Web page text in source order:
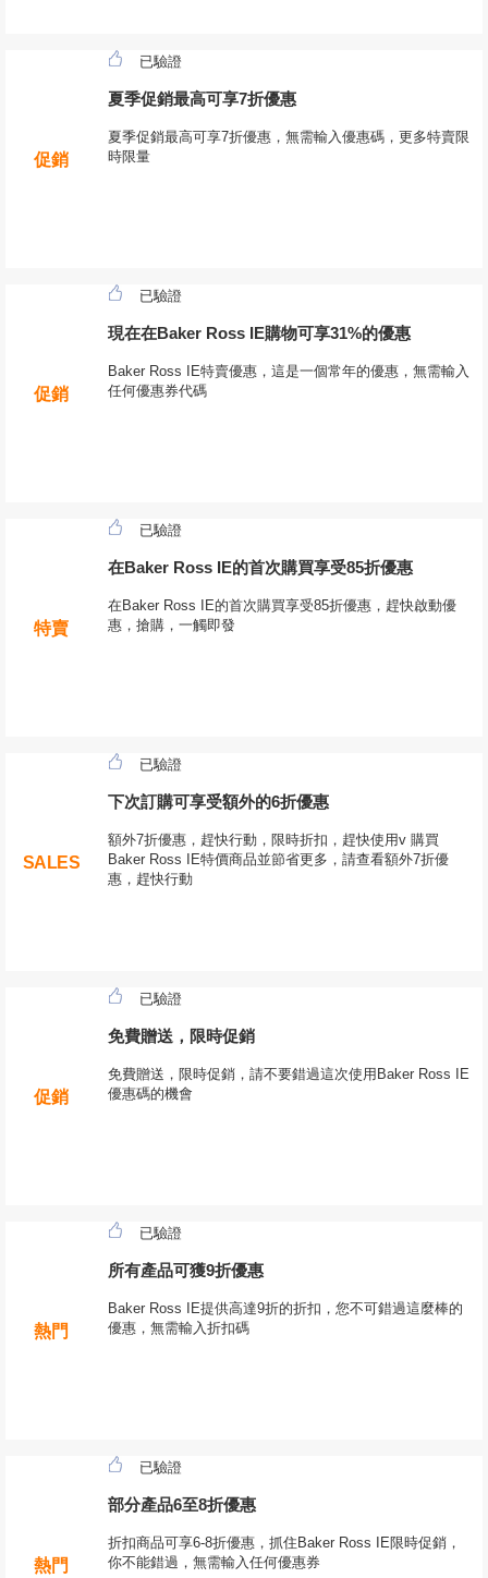
促銷
已驗證
夏季促銷最高可享7折優惠
夏季促銷最高可享7折優惠，無需輸入優惠碼，更多特賣限
時限量
促銷
已驗證
現在在Baker Ross IE購物可享31%的優惠
Baker Ross IE特賣優惠，這是一個常年的優惠，無需輸入
任何優惠券代碼
特賣
已驗證
在Baker Ross IE的首次購買享受85折優惠
在Baker Ross IE的首次購買享受85折優惠，趕快啟動優
惠，搶購，一觸即發
SALES
已驗證
下次訂購可享受額外的6折優惠
額外7折優惠，趕快行動，限時折扣，趕快使用v 購買
Baker Ross IE特價商品並節省更多，請查看額外7折優
惠，趕快行動
促銷
已驗證
免費贈送，限時促銷
免費贈送，限時促銷，請不要錯過這次使用Baker Ross IE
優惠碼的機會
熱門
已驗證
所有產品可獲9折優惠
Baker Ross IE提供高達9折的折扣，您不可錯過這麼棒的
優惠，無需輸入折扣碼
熱門
已驗證
部分產品6至8折優惠
折扣商品可享6-8折優惠，抓住Baker Ross IE限時促銷，
你不能錯過，無需輸入任何優惠券